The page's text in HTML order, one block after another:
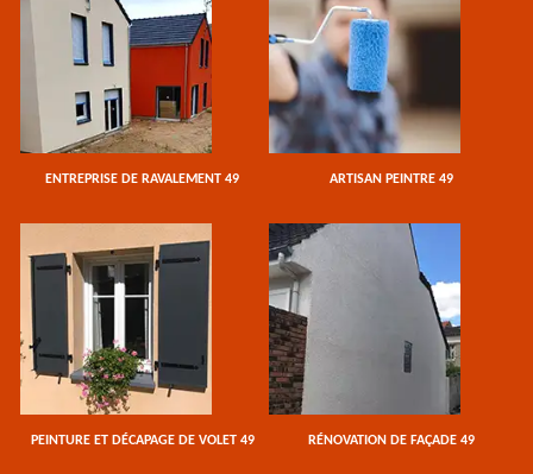
ENTREPRISE DE RAVALEMENT 49 ARTISAN PEINTRE 49
PEINTURE ET DÉCAPAGE DE VOLET 49 RÉNOVATION DE FAÇADE 49